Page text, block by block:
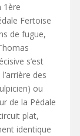
1ère
Fertoise
de fugue,
s’est
des
ou
de la Pédale
plat,
identique